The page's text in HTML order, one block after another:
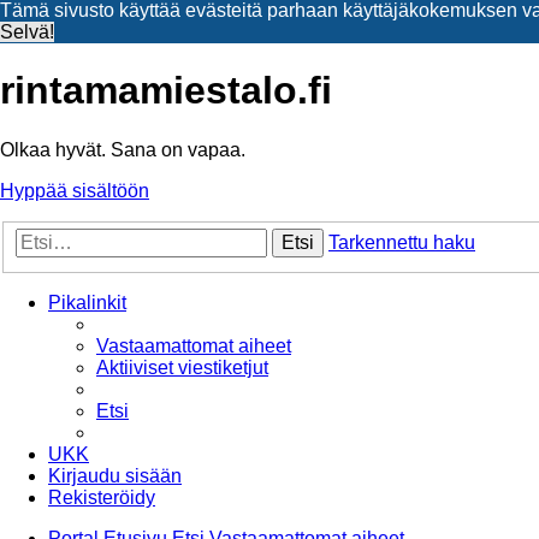
Tämä sivusto käyttää evästeitä parhaan käyttäjäkokemuksen
Selvä!
rintamamiestalo.fi
Olkaa hyvät. Sana on vapaa.
Hyppää sisältöön
Etsi Tarkennettu haku
Pikalinkit
Vastaamattomat aiheet
Aktiiviset viestiketjut
Etsi
UKK
Kirjaudu sisään
Rekisteröidy